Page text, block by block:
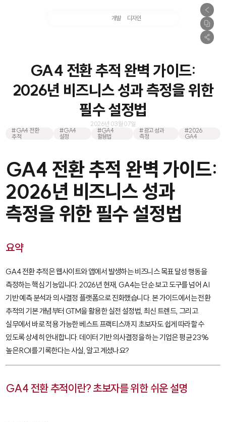
개발 디자인
GA4 전환 추적 완벽 가이드:
2026년 비즈니스 성과 측정을 위한
필수 설정법
2026년 03월 07일
#GA4 전환
추적
#GA4
설정
#GA4
활용법
#광고 성과
측정
#2026
GA4
GA4 전환 추적 완벽 가이드:
2026년 비즈니스 성과
측정을 위한 필수 설정법
요약
GA4 전환 추적은 웹사이트와 앱에서 발생하는 비즈니스 목표 달성 행동을
측정하는 핵심 기능입니다. 2026년 현재, GA4는 단순 보고 도구를 넘어 AI
기반 예측 분석과 의사결정 플랫폼으로 진화했습니다. 본 가이드에서는 전환
추적의 기본 개념부터 GTM을 활용한 실전 설정법, 최신 트렌드, 그리고
실무에서 바로 적용 가능한 베스트 프랙티스까지 초보자도 쉽게 따라할 수
있도록 상세히 안내합니다. 데이터 기반 의사결정을 하는 기업은 평균 23%
높은 ROI를 기록한다는 사실, 알고 계셨나요?
GA4 전환 추적이란? 초보자를 위한 쉬운 설명